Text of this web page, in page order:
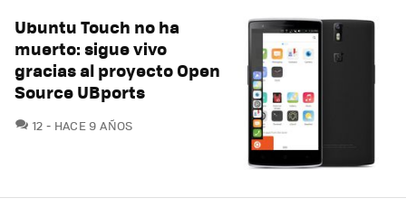
Ubuntu Touch no ha
muerto: sigue vivo
gracias al proyecto Open
Source UBports
12 COMENTARIOS
HACE 9 AÑOS